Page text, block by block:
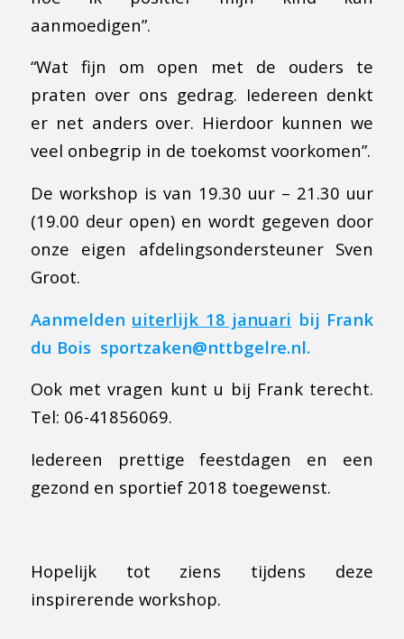
aanmoedigen”.
“Wat fijn om open met de ouders te
praten over ons gedrag. Iedereen denkt
er net anders over. Hierdoor kunnen we
veel onbegrip in de toekomst voorkomen”.
De workshop is van 19.30 uur – 21.30 uur
(19.00 deur open) en wordt gegeven door
onze eigen afdelingsondersteuner Sven
Groot.
Aanmelden uiterlijk 18 januari bij Frank
du Bois sportzaken@nttbgelre.nl.
Ook met vragen kunt u bij Frank terecht.
Tel: 06-41856069.
Iedereen prettige feestdagen en een
gezond en sportief 2018 toegewenst.
Hopelijk tot ziens tijdens deze
inspirerende workshop.